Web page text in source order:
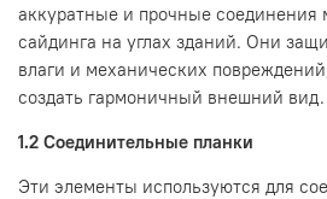
аккуратные и прочные соединения
сайдинга на углах зданий. Они
влаги и механических
создать гармоничный внешний вид.
1.2 Соединительные планки
Эти элементы используются для